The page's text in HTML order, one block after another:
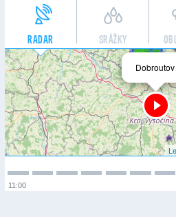
RADAR SRÁŽKY
Dobroutov
11:00